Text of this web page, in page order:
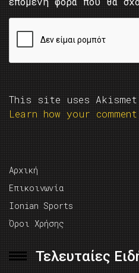
This site uses Akismet
Learn how your
Αρχική
Επικοινωνία
Ionian Sports
Όροι Χρήσης
Τελευταίες